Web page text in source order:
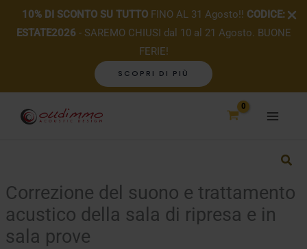
10% DI SCONTO SU TUTTO FINO AL 31 Agosto!! CODICE:
ESTATE2026- SAREMO CHIUSI dal 10 al 21 Agosto. BUONE
FERIE!
SCOPRI DI PIÙ
Correzione del suono e trattamento
acustico della sala di ripresa e in
sala prove